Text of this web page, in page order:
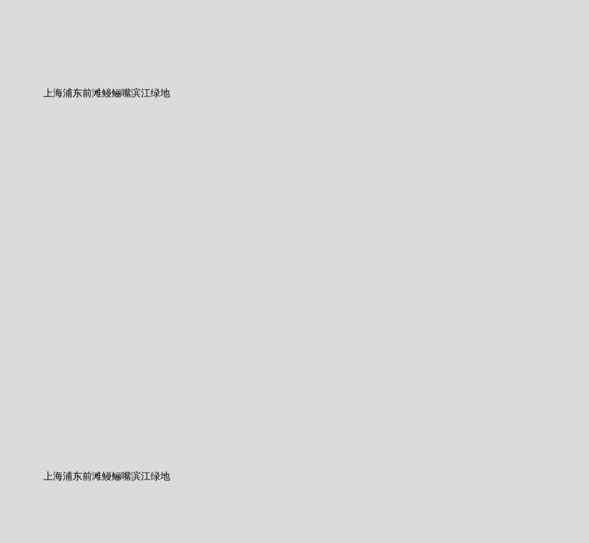
上海浦东前滩鳗鲡嘴滨江绿地
上海浦东前滩鳗鲡嘴滨江绿地